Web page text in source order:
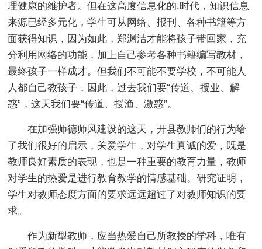
理健康的维护者。但在这高度信息化的.时代，知识信息
来源已经多元化，学生可从网络、报刊、各种书籍等方
面获得知识，因为如此，郑渊洁才能将孩子带回家，充
分利用网络的功能，加上自己参考各种书籍编写教材，
最终孩子一样成才。但我们不可能不要学校，不可能人
人都自己教孩子，因此，过去我们要“传道、授业、解
惑”，这天我们要“传道、授渔、激惑”。
在加强师德师风建设的这天，开县教师们的行为给
了我们很好的启示，关爱学生，对学生真诚的爱，既是
教师良好素质的表现，也是一种重要的教育力量，教师
对学生的热爱是进行教育教学的情感基础。研究证明，
学生对教师态度方面的要求远远超过了对教师知识的要
求。
作为新型教师，应当热爱自己所教授的学科，唯有